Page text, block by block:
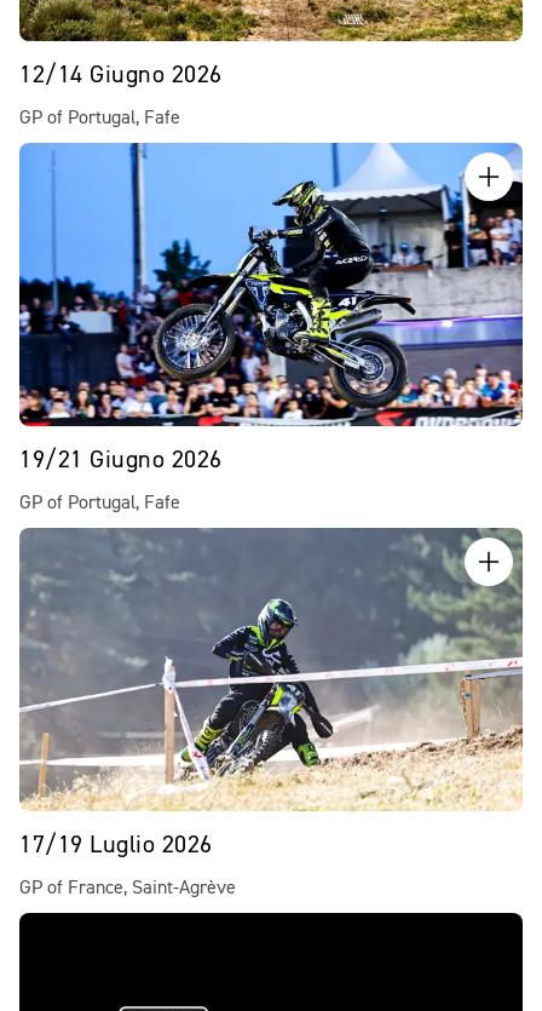
12/14 Giugno 2026
GP of Portugal, Fafe
19/21 Giugno 2026
GP of Portugal, Fafe
17/19 Luglio 2026
GP of France, Saint-Agrève